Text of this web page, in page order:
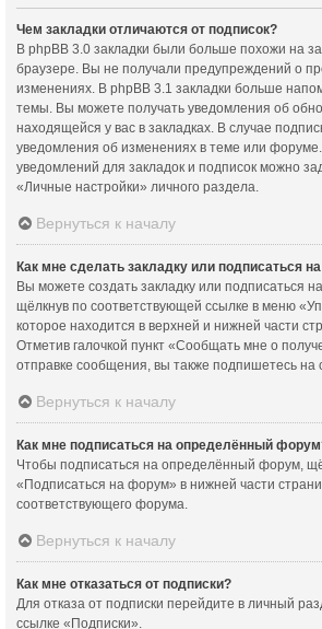
Чем закладки отличаются от подписок?
В phpBB 3.0 закладки были больше похожи на
браузере. Вы не получали предупреждений о
изменениях. В phpBB 3.1 закладки больше
темы. Вы можете получать уведомления об
находящейся у вас в закладках. В случае
уведомления об изменениях в теме или
уведомлений для закладок и подписок можно
«Личные настройки» личного раздела.
Вернуться к началу
Как мне сделать закладку или подписаться
Вы можете создать закладку или подписаться
щёлкнув по соответствующей ссылке в меню
которое находится в верхней и нижней части
Отметив галочкой пункт «Сообщать мне о
отправке сообщения, вы также подпишетесь на
Вернуться к началу
Как мне подписаться на определённый
Чтобы подписаться на определённый форум,
«Подписаться на форум» в нижней части
соответствующего форума.
Вернуться к началу
Как мне отказаться от подписки?
Для отказа от подписки перейдите в личный
ссылке «Подписки».